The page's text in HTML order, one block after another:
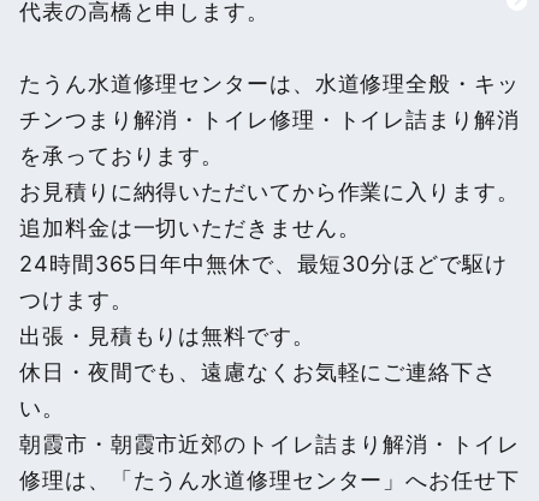
代表の高橋と申します。
たうん水道修理センターは、水道修理全般・キッ
チンつまり解消・トイレ修理・トイレ詰まり解消
を承っております。
お見積りに納得いただいてから作業に入ります。
追加料金は一切いただきません。
24時間365日年中無休で、最短30分ほどで駆け
つけます。
出張・見積もりは無料です。
休日・夜間でも、遠慮なくお気軽にご連絡下さ
い。
朝霞市・朝霞市近郊のトイレ詰まり解消・トイレ
修理は、「たうん水道修理センター」へお任せ下